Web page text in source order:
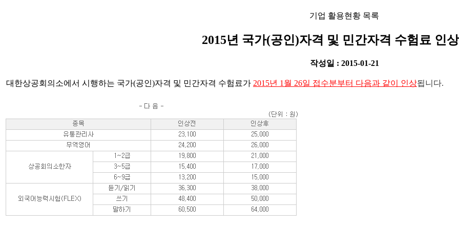
기업 활용현황 목록
2015년 국가(공인)자격 및 민간자격 수험료 인
작성일 : 2015-01-21
대한상공회의소에서 시행하는 국가(공인)자격 및 민간자격 수험료가 2015년 1월 26일 접수분부터 다음과 같이 인상됩니다.